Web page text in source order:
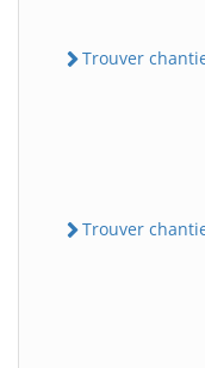
Trouver
Trouver